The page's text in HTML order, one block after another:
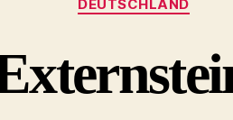
DEUTSCHLAND